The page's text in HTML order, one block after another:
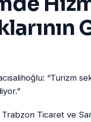
“Turizm
Trabzon Ticaret ve